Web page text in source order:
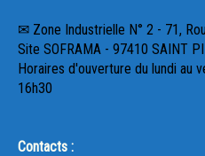
✉ Zone Industrielle N° 2 - 71,
Site SOFRAMA - 97410 SAINT
Horaires d'ouverture du lundi au
16h30
Contacts :